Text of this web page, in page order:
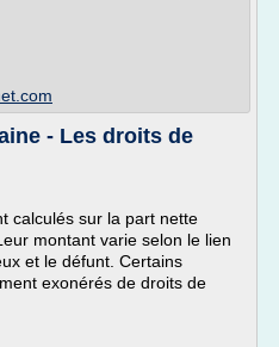
- Les droits de
calculés sur la part nette
montant varie selon le lien
et le défunt. Certains
exonérés de droits de